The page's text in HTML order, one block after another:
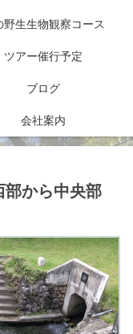
野生生物観察コース
ツアー催行予定
ブログ
会社案内
から中央部